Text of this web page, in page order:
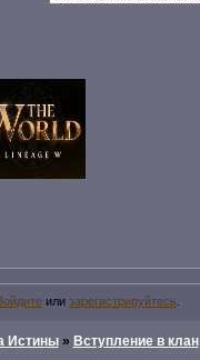
или зарегистрируйтесь
Истины » Вступление в клан